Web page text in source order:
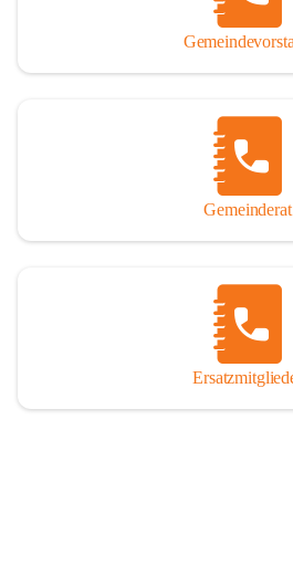
manchmal auch nachdenklich
Jahrhunderte, ja Jahrtausende alte
einladen.
Gemeinderat